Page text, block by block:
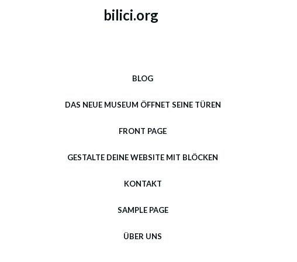
bilici.org
BLOG
DAS NEUE MUSEUM ÖFFNET SEINE TÜREN
FRONT PAGE
GESTALTE DEINE WEBSITE MIT BLÖCKEN
KONTAKT
SAMPLE PAGE
ÜBER UNS